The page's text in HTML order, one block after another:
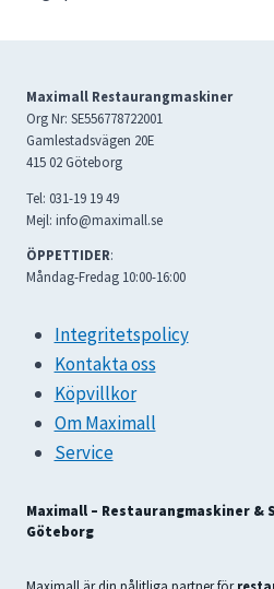
Maximall Restaurangmaskiner
Org Nr: SE556778722001
Gamlestadsvägen 20E
415 02 Göteborg
Tel: 031-19 19 49
Mejl: info@maximall.se
ÖPPETTIDER:
Måndag-Fredag 10:00-16:00
Integritetspolicy
Kontakta oss
Köpvillkor
Om Maximall
Service
Maximall – Restaurangmaskiner
Göteborg